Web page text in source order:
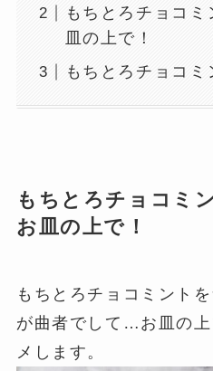
もちとろチョコ
皿の上で！
もちとろチョコ
もちとろチョコミ
お皿の上で！
もちとろチョコミント
が曲者でして…お皿の
メします。